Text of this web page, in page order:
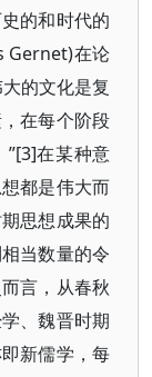
的和时代的
Gernet)在论
的文化是复
在每个阶段
”[3]在某种意
都是伟大而
思想成果的
当数量的令
言，从春秋
、魏晋时期
新儒学，每